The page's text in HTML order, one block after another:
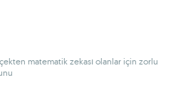
matematik zekası olanlar için zorlu